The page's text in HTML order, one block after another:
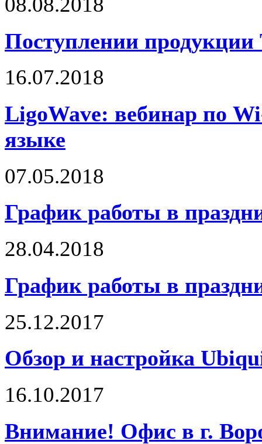
Поступлении
16.07.2018
LigoWave: вебинар по
языке
07.05.2018
График работы в
28.04.2018
График работы в
25.12.2017
Обзор и настройка
16.10.2017
Внимание! Офис в г.